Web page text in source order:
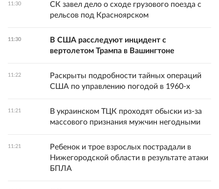
11:30
СК завел дело о сходе грузового поезда с
рельсов под Красноярском
11:30
В США расследуют инцидент с
вертолетом Трампа в Вашингтоне
11:22
Раскрыты подробности тайных операций
США по управлению погодой в 1960-х
11:21
В украинском ТЦК проходят обыски из-за
массового признания мужчин негодными
11:21
Ребенок и трое взрослых пострадали в
Нижегородской области в результате атаки
БПЛА